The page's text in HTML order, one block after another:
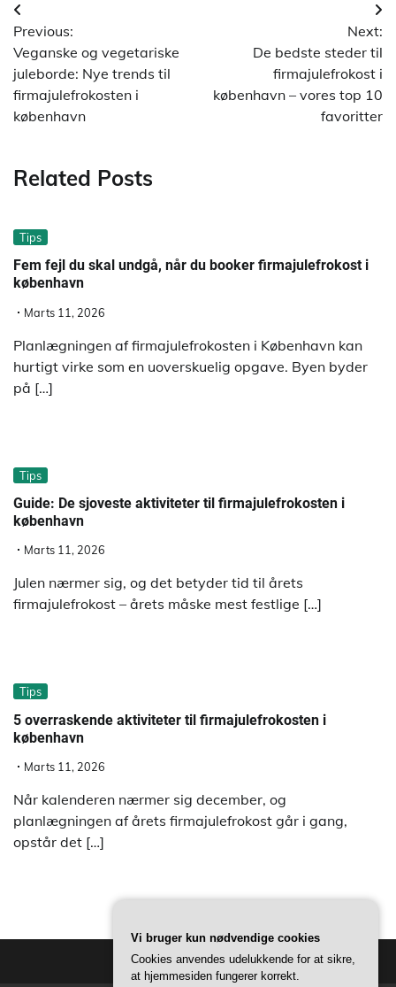
Indlægsnavigation
Previous:
Veganske og vegetariske
juleborde: Nye trends til
firmajulefrokosten i
københavn
Next:
De bedste steder til
firmajulefrokost i
københavn – vores top 10
favoritter
Related Posts
Tips
Fem fejl du skal undgå, når du booker firmajulefrokost i
københavn
Marts 11, 2026
Planlægningen af firmajulefrokosten i København kan
hurtigt virke som en uoverskuelig opgave. Byen byder
på […]
Tips
Guide: De sjoveste aktiviteter til firmajulefrokosten i
københavn
Marts 11, 2026
Julen nærmer sig, og det betyder tid til årets
firmajulefrokost – årets måske mest festlige […]
Tips
5 overraskende aktiviteter til firmajulefrokosten i
københavn
Marts 11, 2026
Når kalenderen nærmer sig december, og
planlægningen af årets firmajulefrokost går i gang,
opstår det […]
Vi bruger kun nødvendige cookies
Cookies anvendes udelukkende for at sikre,
at hjemmesiden fungerer korrekt.